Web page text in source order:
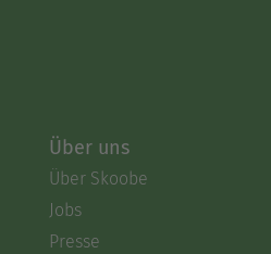
Über uns
Über Skoobe
Jobs
Presse